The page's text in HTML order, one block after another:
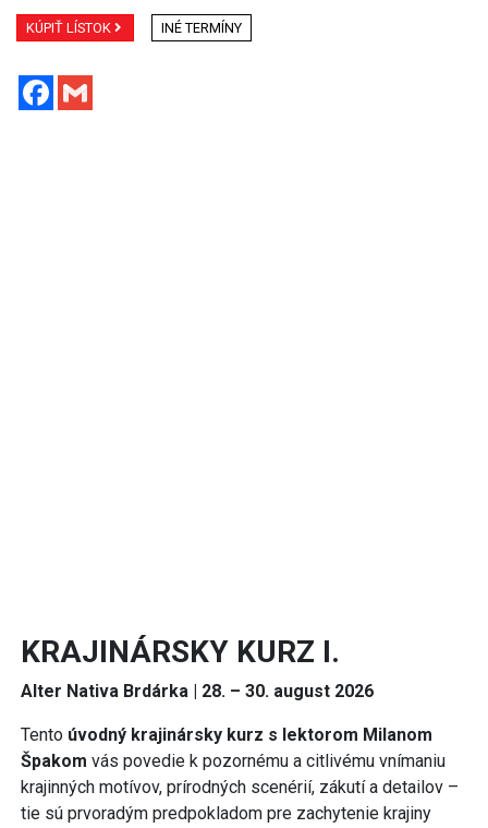
KÚPIŤ LÍSTOK INÉ TERMÍNY
Facebook
KRAJINÁRSKY KURZ I.
Alter Nativa Brdárka | 28. – 30. august 2026
Tento úvodný krajinársky kurz s lektorom Milanom
Špakom vás povedie k pozornému a citlivému vnímaniu
krajinných motívov, prírodných scenérií, zákutí a detailov –
tie sú prvoradým predpokladom pre zachytenie krajiny